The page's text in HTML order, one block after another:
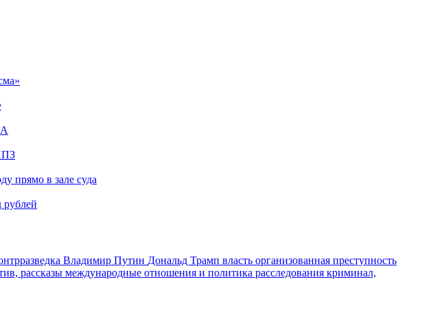
прямо в зале суда
Владимир Путин Дональд Трамп власть организованная преступность
рассказы международные отношения и политика расследования криминал,